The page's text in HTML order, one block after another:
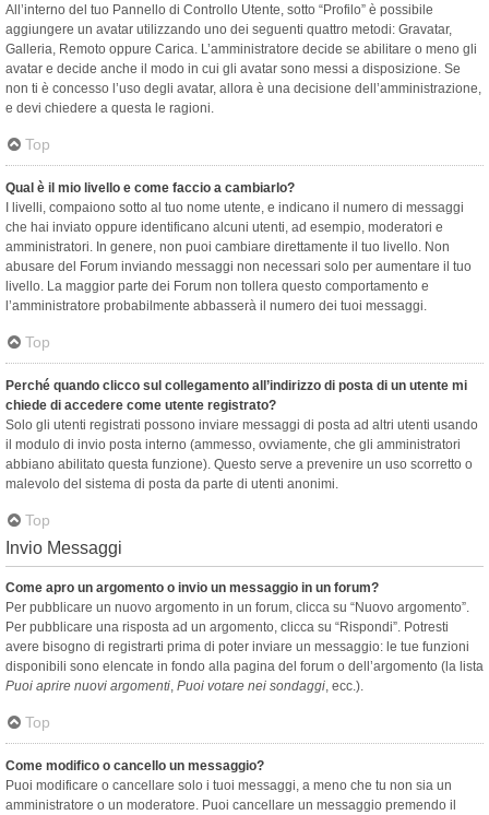
All’interno del tuo Pannello di Controllo Utente, sotto “Profilo” è possibile
aggiungere un avatar utilizzando uno dei seguenti quattro metodi: Gravatar,
Galleria, Remoto oppure Carica. L’amministratore decide se abilitare o meno gli
avatar e decide anche il modo in cui gli avatar sono messi a disposizione. Se
non ti è concesso l’uso degli avatar, allora è una decisione dell’amministrazione,
e devi chiedere a questa le ragioni.
Top
Qual è il mio livello e come faccio a cambiarlo?
I livelli, compaiono sotto al tuo nome utente, e indicano il numero di messaggi
che hai inviato oppure identificano alcuni utenti, ad esempio, moderatori e
amministratori. In genere, non puoi cambiare direttamente il tuo livello. Non
abusare del Forum inviando messaggi non necessari solo per aumentare il tuo
livello. La maggior parte dei Forum non tollera questo comportamento e
l’amministratore probabilmente abbasserà il numero dei tuoi messaggi.
Top
Perché quando clicco sul collegamento all’indirizzo di posta di un utente mi
chiede di accedere come utente registrato?
Solo gli utenti registrati possono inviare messaggi di posta ad altri utenti usando
il modulo di invio posta interno (ammesso, ovviamente, che gli amministratori
abbiano abilitato questa funzione). Questo serve a prevenire un uso scorretto o
malevolo del sistema di posta da parte di utenti anonimi.
Top
Invio Messaggi
Come apro un argomento o invio un messaggio in un forum?
Per pubblicare un nuovo argomento in un forum, clicca su “Nuovo argomento”.
Per pubblicare una risposta ad un argomento, clicca su “Rispondi”. Potresti
avere bisogno di registrarti prima di poter inviare un messaggio: le tue funzioni
disponibili sono elencate in fondo alla pagina del forum o dell’argomento (la lista
Puoi aprire nuovi argomenti, Puoi votare nei sondaggi, ecc.).
Top
Come modifico o cancello un messaggio?
Puoi modificare o cancellare solo i tuoi messaggi, a meno che tu non sia un
amministratore o un moderatore. Puoi cancellare un messaggio premendo il